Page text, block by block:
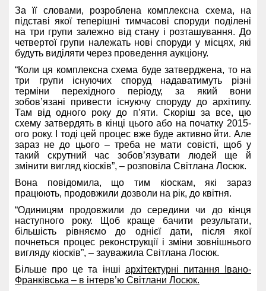
За її словами, розроблена комплексна схема, на
підставі якої теперішні тимчасові споруди поділені
на три групи залежно від стану і розташування. До
четвертої групи належать нові споруди у місцях, які
будуть виділяти через проведення аукціону.
“Коли ця комплексна схема буде затверджена, то на
три групи існуючих споруд надаватимуть різні
терміни перехідного періоду, за який вони
зобов’язані привести існуючу споруду до архітипу.
Там від одного року до п’яти. Скоріш за все, цю
схему затвердять в кінці цього або на початку 2015-
ого року. І тоді цей процес вже буде активно йти. Але
зараз не до цього – треба не мати совісті, щоб у
такий скрутний час зобов’язувати людей ще й
змінити вигляд кіосків”, – розповіла Світлана Лосюк.
Вона повідомила, що тим кіоскам, які зараз
працюють, продовжили дозволи на рік, до квітня.
“Одиницям продовжили до середини чи до кінця
наступного року. Щоб краще бачити результати,
більшість рівняємо до однієї дати, після якої
почнеться процес реконструкції і зміни зовнішнього
вигляду кіосків”, – зауважила Світлана Лосюк.
Більше про це та інші архітектурні питання Івано-
Франківська – в інтерв’ю Світлани Лосюк.